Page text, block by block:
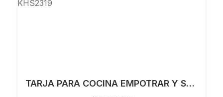
TARJA PARA COCINA EMPOTRAR Y SUBMONTAR 59 X 48.3 CM KELE MODELO KHS2319